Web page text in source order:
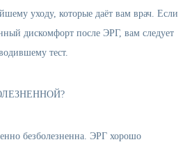
уходу, которые даёт вам врач. Если
дискомфорт после ЭРГ, вам следует
тест.
безболезненна. ЭРГ хорошо